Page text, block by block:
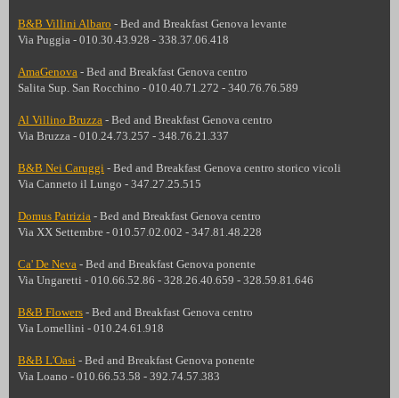
B&B Villini Albaro - Bed and Breakfast Genova levante
Via Puggia - 010.30.43.928 - 338.37.06.418
AmaGenova - Bed and Breakfast Genova centro
Salita Sup. San Rocchino - 010.40.71.272 - 340.76.76.589
Al Villino Bruzza - Bed and Breakfast Genova centro
Via Bruzza - 010.24.73.257 - 348.76.21.337
B&B Nei Caruggi - Bed and Breakfast Genova centro storico vicoli
Via Canneto il Lungo - 347.27.25.515
Domus Patrizia - Bed and Breakfast Genova centro
Via XX Settembre - 010.57.02.002 - 347.81.48.228
Ca' De Neva - Bed and Breakfast Genova ponente
Via Ungaretti - 010.66.52.86 - 328.26.40.659 - 328.59.81.646
B&B Flowers - Bed and Breakfast Genova centro
Via Lomellini - 010.24.61.918
B&B L'Oasi - Bed and Breakfast Genova ponente
Via Loano - 010.66.53.58 - 392.74.57.383